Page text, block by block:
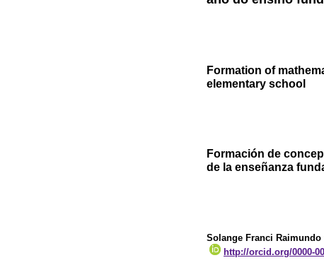
Formation of
elementary school
Formación de
de la enseñanza
Solange Franci Raimundo
http://orcid.org/0000-